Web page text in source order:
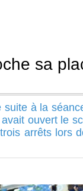
sa
à la
ouvert le
arrêts lors